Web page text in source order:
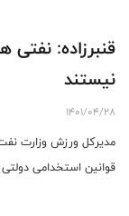
قنبرزاده: نفتی
نیستند
1401/04/28
مدیرکل ورزش وزارت
قوانین استخدامی